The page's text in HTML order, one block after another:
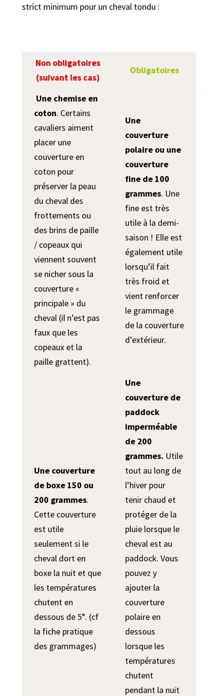
strict minimum pour un cheval tondu :
Non obligatoires
(suivant les cas)
Obligatoires
Une chemise en
coton. Certains
cavaliers aiment
placer une
couverture en
coton pour
préserver la peau
du cheval des
frottements ou
des brins de paille
/ copeaux qui
viennent souvent
se nicher sous la
couverture «
principale » du
cheval (il n’est pas
faux que les
copeaux et la
paille grattent).
Une
couverture
polaire ou une
couverture
fine de 100
grammes. Une
fine est très
utile à la demi-
saison ! Elle est
également utile
lorsqu’il fait
très froid et
vient renforcer
le grammage
de la couverture
d’extérieur.
Une couverture
de boxe 150 ou
200 grammes.
Cette couverture
est utile
seulement si le
cheval dort en
boxe la nuit et que
les températures
chutent en
dessous de 5°. (cf
la fiche pratique
des grammages)
Une
couverture de
paddock
imperméable
de 200
grammes. Utile
tout au long de
l’hiver pour
tenir chaud et
protéger de la
pluie lorsque le
cheval est au
paddock. Vous
pouvez y
ajouter la
couverture
polaire en
dessous
lorsque les
températures
chutent
pendant la nuit